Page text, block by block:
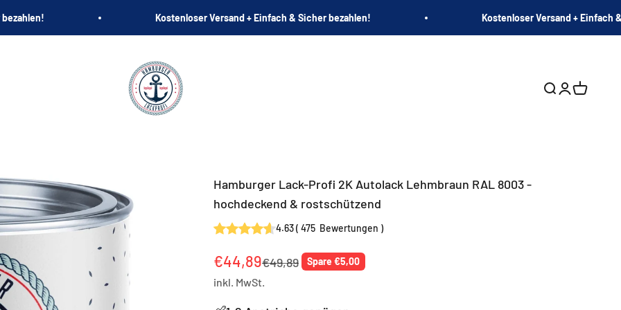
Kostenloser Versand + Einfach & Sicher bezahlen! Kostenloser Versand + Einfach
Hamburger Lack-Profi
Suche öffnen
Hamburger Lack-Profi 2K Autolack Lehmbraun RAL 8003 -
hochdeckend & rostschützend
4.63( 475 Bewertungen )
Angebot
€44,89Regulärer Preis
€49,89 Spare €5,00
inkl. MwSt.